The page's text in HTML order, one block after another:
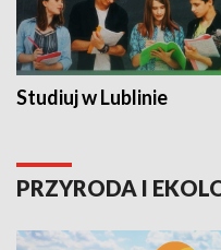
Studiuj w Lublinie
PRZYRODA I